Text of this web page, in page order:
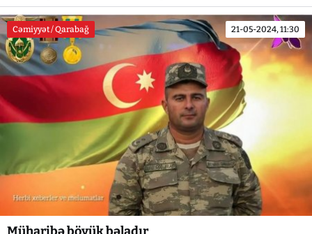
Cəmiyyət / Qarabağ 21-05-2024, 11:30